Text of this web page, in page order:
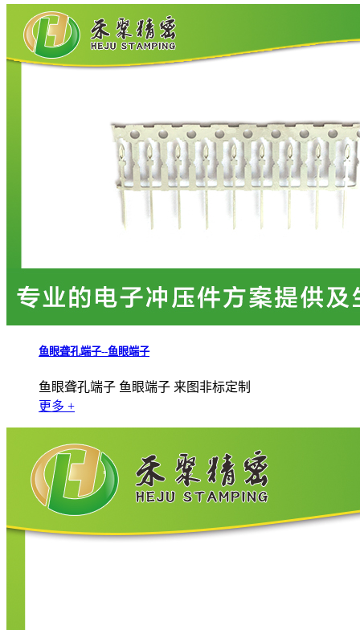
鱼眼聋孔端子--鱼眼端子
鱼眼聋孔端子 鱼眼端子 来图非标定制
更多 +